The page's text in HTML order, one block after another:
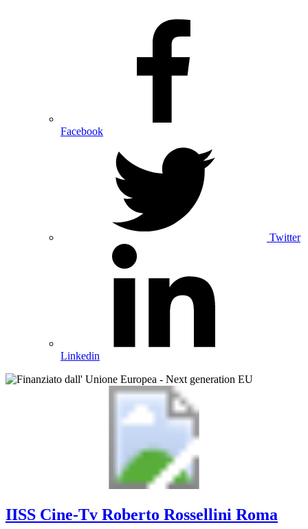
Facebook
Twitter
Linkedin
IISS Cine-Tv Roberto Rossellini Roma